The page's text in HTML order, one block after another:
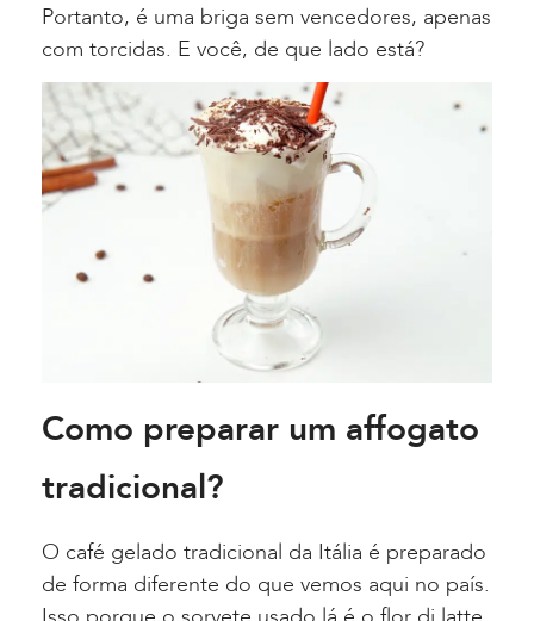
Portanto, é uma briga sem vencedores, apenas
com torcidas. E você, de que lado está?
Como preparar um affogato
tradicional?
O café gelado tradicional da Itália é preparado
de forma diferente do que vemos aqui no país.